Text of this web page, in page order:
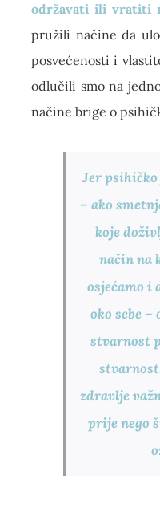
održavati ili vratiti
pružili načine da
posvećenosti i
odlučili smo na
načine brige o
Jer
– ako
koje
način na
osjećamo i
oko sebe
stvarnost
zdravlje
prije nego